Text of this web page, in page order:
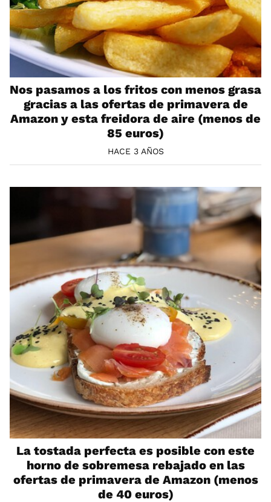
Nos pasamos a los fritos con menos grasa
gracias a las ofertas de primavera de
Amazon y esta freidora de aire (menos de
85 euros)
HACE 3 AÑOS
La tostada perfecta es posible con este
horno de sobremesa rebajado en las
ofertas de primavera de Amazon (menos
de 40 euros)